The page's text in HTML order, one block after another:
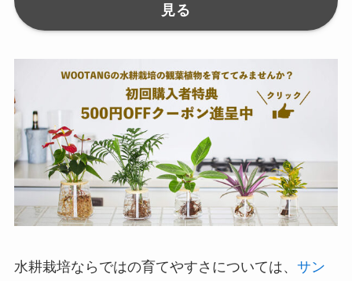
見る
水耕栽培ならではの育てやすさについては、 サン